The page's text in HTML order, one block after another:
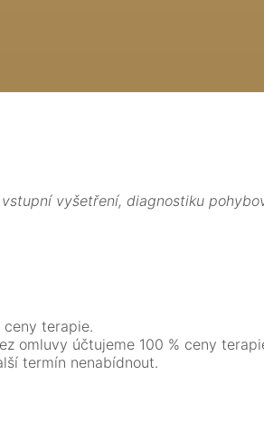
vyšetření, diagnostiku
terapie.
omluvy účtujeme 100 % ceny
termín nenabídnout.